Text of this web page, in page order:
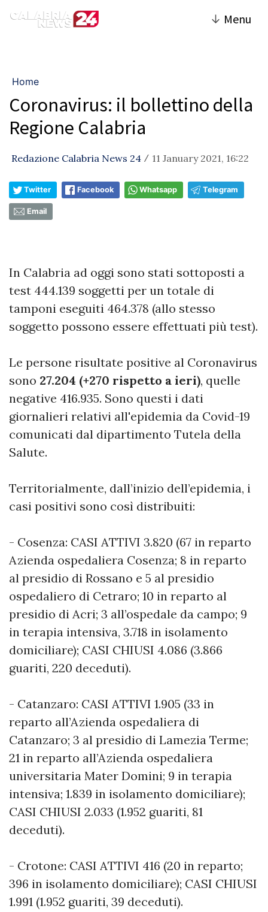
↓ Menu
Home
Coronavirus: il bollettino della
Regione Calabria
Redazione Calabria News 24 / 11 January 2021, 16:22
Twitter Facebook Whatsapp Telegram
Email
In Calabria ad oggi sono stati sottoposti a
test 444.139 soggetti per un totale di
tamponi eseguiti 464.378 (allo stesso
soggetto possono essere effettuati più test).
Le persone risultate positive al Coronavirus
sono 27.204 (+270 rispetto a ieri), quelle
negative 416.935. Sono questi i dati
giornalieri relativi all'epidemia da Covid-19
comunicati dal dipartimento Tutela della
Salute.
Territorialmente, dall’inizio dell’epidemia, i
casi positivi sono così distribuiti:
- Cosenza: CASI ATTIVI 3.820 (67 in reparto
Azienda ospedaliera Cosenza; 8 in reparto
al presidio di Rossano e 5 al presidio
ospedaliero di Cetraro; 10 in reparto al
presidio di Acri; 3 all’ospedale da campo; 9
in terapia intensiva, 3.718 in isolamento
domiciliare); CASI CHIUSI 4.086 (3.866
guariti, 220 deceduti).
- Catanzaro: CASI ATTIVI 1.905 (33 in
reparto all’Azienda ospedaliera di
Catanzaro; 3 al presidio di Lamezia Terme;
21 in reparto all’Azienda ospedaliera
universitaria Mater Domini; 9 in terapia
intensiva; 1.839 in isolamento domiciliare);
CASI CHIUSI 2.033 (1.952 guariti, 81
deceduti).
- Crotone: CASI ATTIVI 416 (20 in reparto;
396 in isolamento domiciliare); CASI CHIUSI
1.991 (1.952 guariti, 39 deceduti).